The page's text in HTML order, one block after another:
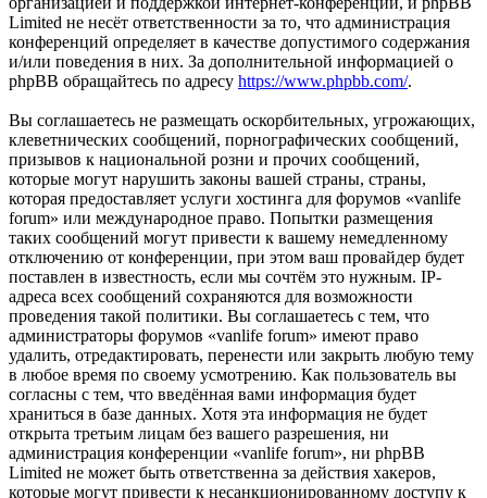
Limited не несёт ответственности за то, что администрация
конференций определяет в качестве допустимого содержания
и/или поведения в них. За дополнительной информацией о
phpBB обращайтесь по адресу https://www.phpbb.com/.
Вы соглашаетесь не размещать оскорбительных, угрожающих,
клеветнических сообщений, порнографических сообщений,
призывов к национальной розни и прочих сообщений,
которые могут нарушить законы вашей страны, страны,
которая предоставляет услуги хостинга для форумов «vanlife
forum» или международное право. Попытки размещения
таких сообщений могут привести к вашему немедленному
отключению от конференции, при этом ваш провайдер будет
поставлен в известность, если мы сочтём это нужным. IP-
адреса всех сообщений сохраняются для возможности
проведения такой политики. Вы соглашаетесь с тем, что
администраторы форумов «vanlife forum» имеют право
удалить, отредактировать, перенести или закрыть любую тему
в любое время по своему усмотрению. Как пользователь вы
согласны с тем, что введённая вами информация будет
храниться в базе данных. Хотя эта информация не будет
открыта третьим лицам без вашего разрешения, ни
администрация конференции «vanlife forum», ни phpBB
Limited не может быть ответственна за действия хакеров,
которые могут привести к несанкционированному доступу к